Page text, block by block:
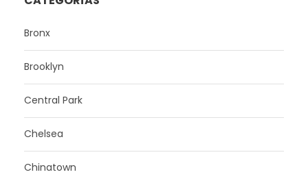
Bronx
Brooklyn
Central Park
Chelsea
Chinatown